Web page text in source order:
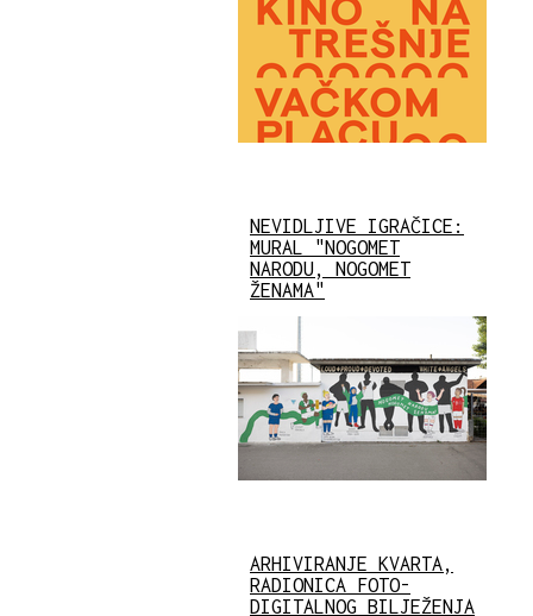
NEVIDLJIVE IGRAČICE:
MURAL "NOGOMET
NARODU, NOGOMET
ŽENAMA"
ARHIVIRANJE KVARTA,
RADIONICA FOTO-
DIGITALNOG BILJEŽENJA